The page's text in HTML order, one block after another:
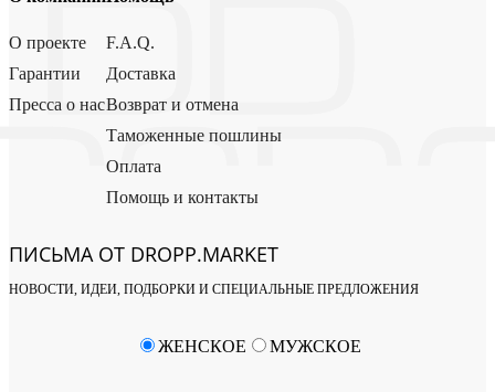
О проекте
Гарантии
Пресса о нас
F.A.Q.
Доставка
Возврат и отмена
Таможенные пошлины
Оплата
Помощь и контакты
ПИСЬМА ОТ DROPP.MARKET
НОВОСТИ, ИДЕИ, ПОДБОРКИ И СПЕЦИАЛЬНЫЕ ПРЕДЛОЖЕНИЯ
ЖЕНСКОЕ МУЖСКОЕ